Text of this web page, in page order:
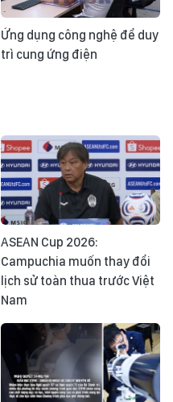
Ứng dụng công nghệ để duy
trì cung ứng điện
ASEAN Cup 2026:
Campuchia muốn thay đổi
lịch sử toàn thua trước Việt
Nam